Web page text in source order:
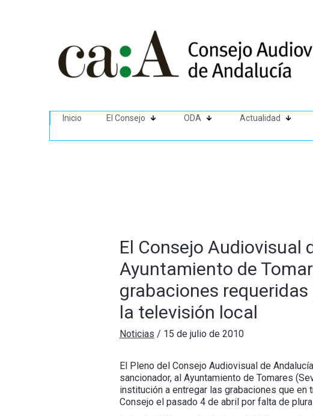
Inicio El Consejo ODA Actualidad
El Consejo Audiovisual
Ayuntamiento de
grabaciones
la televisión local
Noticias / 15 de julio de 2010
El Pleno del Consejo Audiovisual de
sancionador, al Ayuntamiento de Tomares
institución a entregar las grabaciones que en
Consejo el pasado 4 de abril por falta de